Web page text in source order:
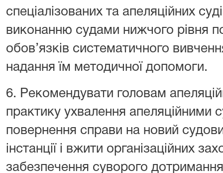
спеціалізованих та апеляційних
виконанню судами нижчого рівня
обов’язків систематичного
надання їм методичної допомоги.
6. Рекомендувати головам
практику ухвалення апеляційними
повернення справи на новий
інстанції і вжити організаційних
забезпечення суворого